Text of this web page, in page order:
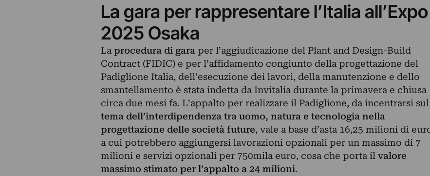
La gara per rappresentare l’Italia all’Expo
2025 Osaka
La procedura di garaper l’aggiudicazione del Plant and Design-Build
Contract (FIDIC) e per l’affidamento congiunto della progettazione del
Padiglione Italia, dell’esecuzione dei lavori, della manutenzione e dello
smantellamento è stata indetta da Invitalia durante la primavera e chiusa
circa due mesi fa. L’appalto per realizzare il Padiglione, da incentrarsi sul
tema dell’interdipendenza tra uomo, natura e tecnologia nella
progettazione delle società future, vale a base d’asta 16,25 milioni di
a cui potrebbero aggiungersi lavorazioni opzionali per un massimo di 7
milioni e servizi opzionali per 750mila euro, cosa che porta il valore
massimo stimato per l’appalto a 24 milioni.